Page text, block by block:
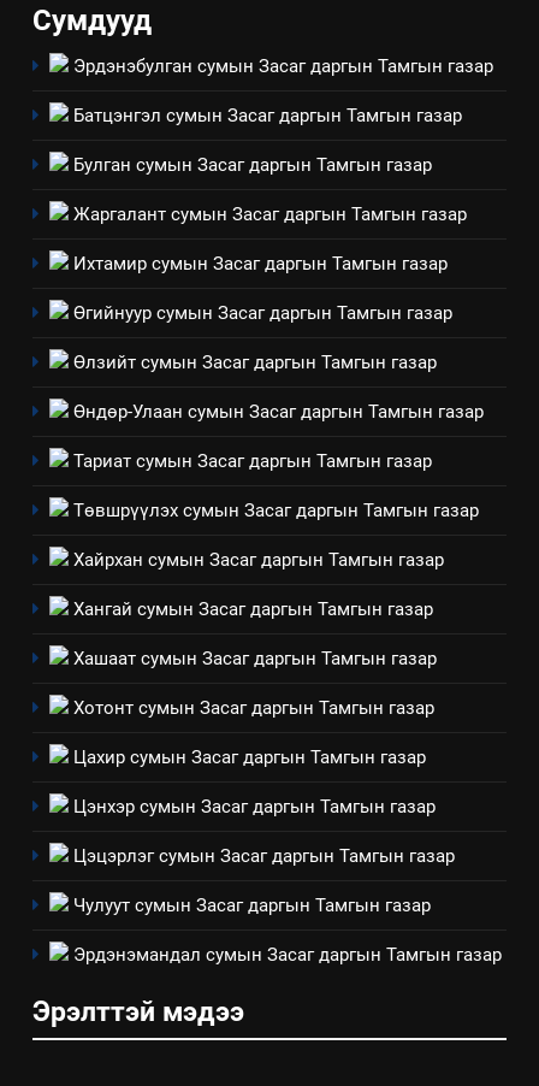
8
явуулж байгаа үйл ажиллагаа,
үйлдвэрлэл, үйлчилгээ,
технологийн хүн, мал, амьтны
үзүүлэх буюу үзүүлж байгаа
нөлөөллийн талаарх
ИЛ ТОД БАЙДАЛ
Нээлттэй засгийн түншлэл
НЭЭЛТТЭЙ ЗАСГИЙН ТҮНШЛЭЛ
“БИД ИРГЭДЭЭ СОНСОЖ,
БАЙГУУЛНА
3
ТАЗ-ЫН САЛБАР ЗӨВЛӨЛ
4
Архангай аймаг дахь салбар
зөвлөлийн 2025 оны үйл
ажиллагааны жилийн
төлөвлөгөө
ТАЗ-ЫН САЛБАР ЗӨВЛӨЛ
5
“Шинэтгэлээр түүчээлсэн
зохион байгуулах арга
ТАЗ-ЫН САЛБАР ЗӨВЛӨЛ
6
Сумдууд
Эрдэнэбулган сумын Засаг даргын Тамгын газар
Батцэнгэл сумын Засаг даргын Тамгын газар
Булган сумын Засаг даргын Тамгын газар
Жаргалант сумын Засаг даргын Тамгын газар
Ихтамир сумын Засаг даргын Тамгын газар
Өгийнуур сумын Засаг даргын Тамгын газар
Өлзийт сумын Засаг даргын Тамгын газар
Өндөр-Улаан сумын Засаг даргын Тамгын газар
Тариат сумын Засаг даргын Тамгын газар
Төвшрүүлэх сумын Засаг даргын Тамгын газар
Хайрхан сумын Засаг даргын Тамгын газар
Хангай сумын Засаг даргын Тамгын газар
Хашаат сумын Засаг даргын Тамгын газар
Хотонт сумын Засаг даргын Тамгын газар
Цахир сумын Засаг даргын Тамгын газар
Цэнхэр сумын Засаг даргын Тамгын газар
Цэцэрлэг сумын Засаг даргын Тамгын газар
Чулуут сумын Засаг даргын Тамгын газар
Эрдэнэмандал сумын Засаг даргын Тамгын газар
Эрэлттэй мэдээ